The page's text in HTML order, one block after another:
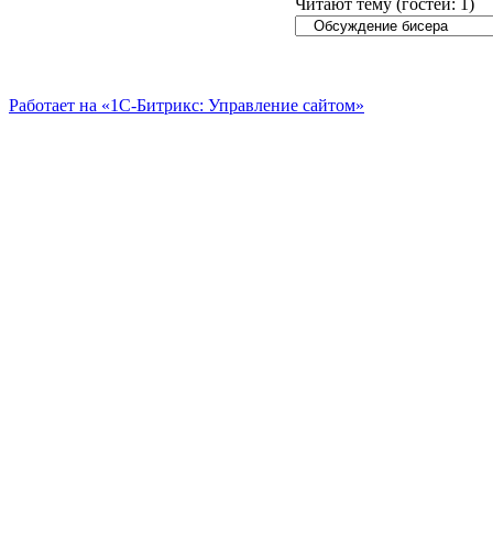
Читают тему (гостей: 1)
Работает на «1С-Битрикс: Управление сайтом»